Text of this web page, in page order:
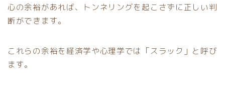
心の余裕があれば、トンネリングを起こさずに正しい判
断ができます。
これらの余裕を経済学や心理学では「スラック」と呼び
ます。